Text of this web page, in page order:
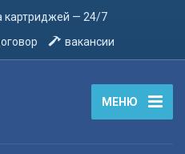
картриджей — 24/7
вакансии
МЕНЮ